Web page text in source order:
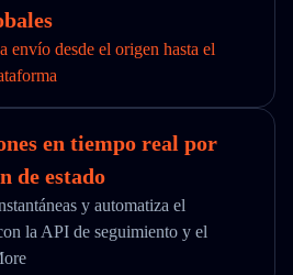
envío desde el origen hasta el
en tiempo real por
de estado
y automatiza el
la API de seguimiento y el